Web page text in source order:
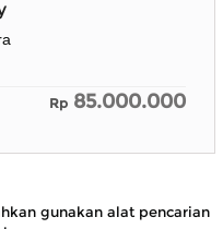
Rp 85.000.000
gunakan alat pencarian